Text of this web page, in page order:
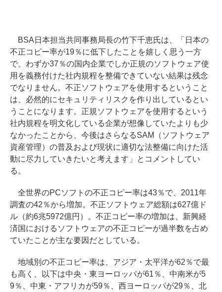
BSA日本担当共同事務局長の竹下千恵氏は、「日本の
不正コピー率が19％に低下したことを嬉しく思う一方
で、わずか37％の国内企業でしか正規のソフトウェア使
用を義務付けた社内規程を整備できていない結果は残念
でなりません。不正ソフトウェアを使用するということ
は、必然的にセキュリティリスクを作り出しているとい
うことになります。正規ソフトウェアを使用するという
社内規程を明文化している企業が想像していたよりも少
なかったことから、今後はさらなるSAM（ソフトウェア
資産管理）の普及および現状に適切な法整備に向けた活
動に尽力していきたいと考えます」とコメントしてい
る。
全世界のPCソフトの不正コピー率は43％で、2011年
調査の42％から増加。不正ソフトウェア総額は627億ド
ル（約6兆5972億円）。不正コピー率の増加は、新興経
済国におけるソフトウェアの不正コピーが過半数を占め
ていたことが主な要因だとしている。
地域別の不正コピー率は、アジア・太平洋が62％で最
も高く、以下は中央・東ヨーロッパが61％、中南米が5
9％、中東・アフリカが59％、西ヨーロッパが29％、北